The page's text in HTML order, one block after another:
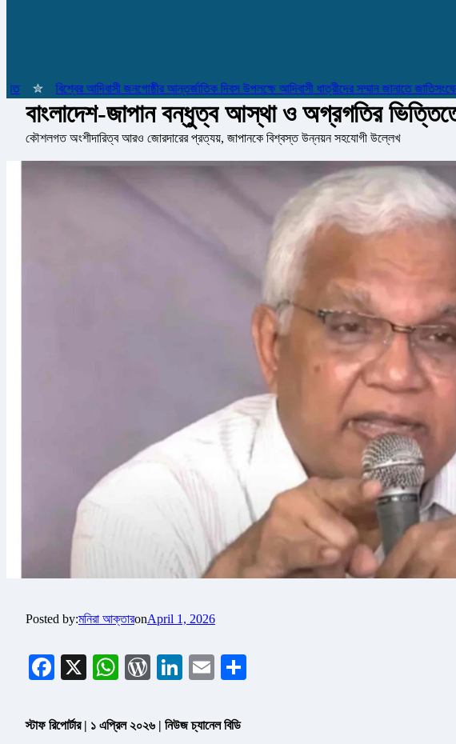
✮ বিশ্বের আদিবাসী জনগোষ্ঠীর আন্তর্জাতিক দিবস উপলক্ষে আদিবাসী ধাত্রীদের সম্মান জানাতে জাতিসংঘের
বাংলাদেশ-জাপান বন্ধুত্ব আস্থা ও অগ্রগতির
কৌশলগত অংশীদারিত্ব আরও জোরদারের প্রত্যয়, জাপানকে বিশ্বস্ত উন্নয়ন সহযোগী উল্লেখ
Posted by:মনিরা আক্তারonApril 1, 2026
Facebook
X WhatsApp
WordPress
LinkedIn
Email
স্টাফ রিপোর্টার | ১ এপ্রিল ২০২৬ | নিউজ চ্যানেল বিডি